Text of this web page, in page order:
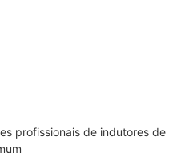
profissionais de indutores de